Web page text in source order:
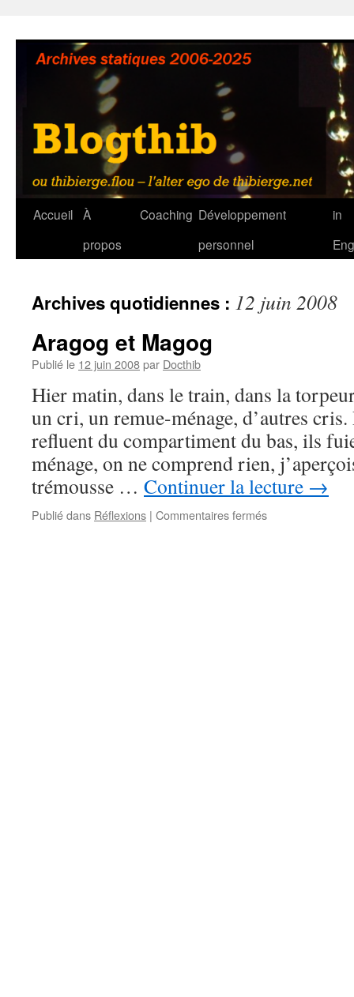
contenu
Accueil À
propos
Coaching Développement
personnel
in
Archives quotidiennes : 12 juin 2008
Aragog et Magog
Publié le 12 juin 2008par Docthib
Hier matin, dans le train, dans la
un cri, un remue-ménage, d’autres cris.
refluent du compartiment du bas, ils
ménage, on ne comprend rien,
trémousse … Continuer la lecture →
Publié dans Réflexions | Commentaires ferméssur